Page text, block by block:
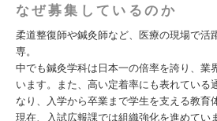
なぜ募集しているのか
柔道整復師や鍼灸師など、医療の現場で活
専。
中でも鍼灸学科は日本一の倍率を誇り、業
います。また、高い定着率にも表れている
なり、入学から卒業まで学生を支える教育
現在、入試広報課では組織強化を進めてい